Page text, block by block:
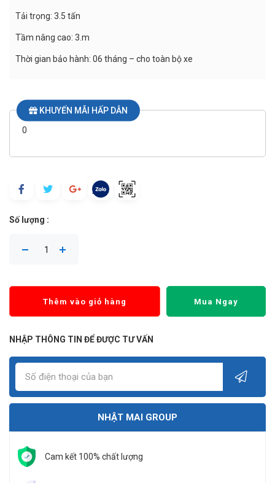
Tải trọng: 3.5 tấn
Tầm nâng cao: 3.m
Thời gian bảo hành: 06 tháng – cho toàn bộ xe
KHUYẾN MÃI HẤP DẪN
0
Số lượng :
Thêm vào giỏ hàng Mua Ngay
NHẬP THÔNG TIN ĐỂ ĐƯỢC TƯ VẤN
NHẬT MAI GROUP
Cam kết 100% chất lượng